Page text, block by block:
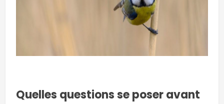
Quelles questions se poser avant